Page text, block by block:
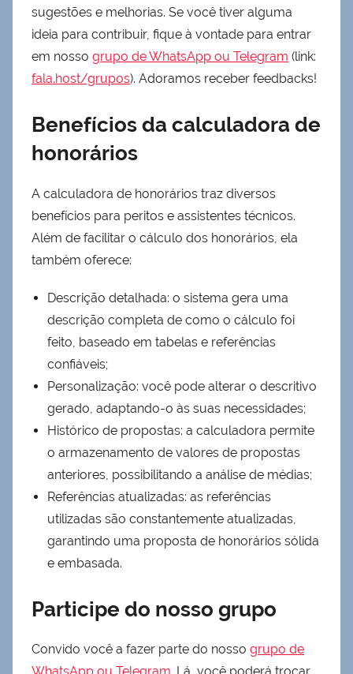
sugestões e melhorias. Se você tiver alguma
ideia para contribuir, fique à vontade para entrar
em nosso grupo de WhatsApp ou Telegram (link:
fala.host/grupos). Adoramos receber feedbacks!
Benefícios da calculadora de
honorários
A calculadora de honorários traz diversos
benefícios para peritos e assistentes técnicos.
Além de facilitar o cálculo dos honorários, ela
também oferece:
Descrição detalhada: o sistema gera uma
descrição completa de como o cálculo foi
feito, baseado em tabelas e referências
confiáveis;
Personalização: você pode alterar o descritivo
gerado, adaptando-o às suas necessidades;
Histórico de propostas: a calculadora permite
o armazenamento de valores de propostas
anteriores, possibilitando a análise de médias;
Referências atualizadas: as referências
utilizadas são constantemente atualizadas,
garantindo uma proposta de honorários sólida
e embasada.
Participe do nosso grupo
Convido você a fazer parte do nosso grupo de